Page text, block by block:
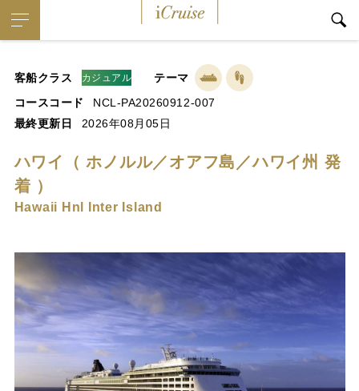
客船クラス カジュアル
テーマ
コースコード
NCL-PA20260912-007
最終更新日
2026年08月05日
ハワイ（ ホノルル／オアフ島／ハワイ州 発
着 ）
Hawaii Hnl Inter Island